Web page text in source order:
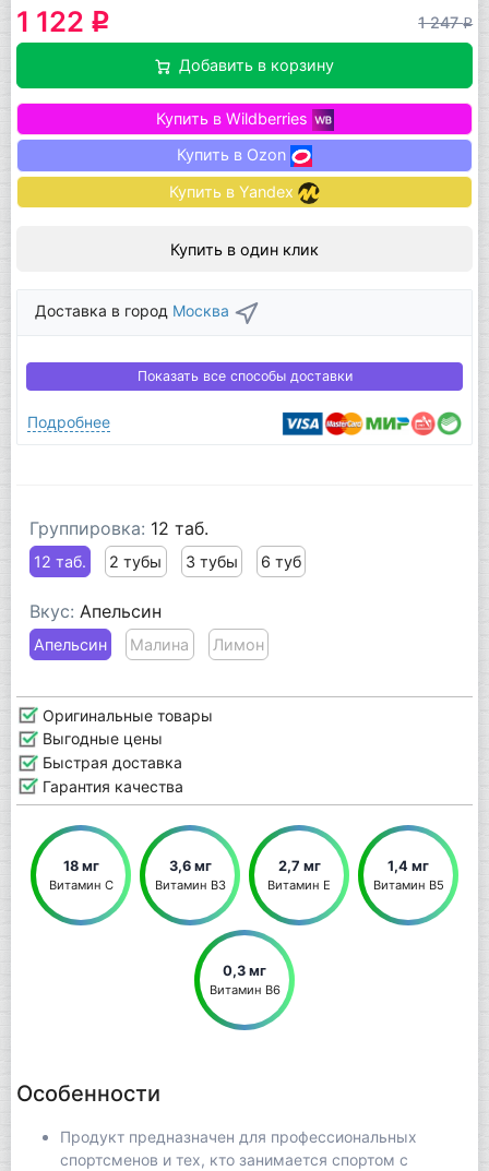
1 122 q 1 247q
Добавить в корзину
Купить в Wildberries
Купить в Ozon
Купить в Yandex
Купить в один клик
Доставка в город Москва
Показать все способы доставки
Подробнее
Группировка: 12 таб.
12 таб. 2 тубы 3 тубы 6 туб
Вкус: Апельсин
Апельсин Малина Лимон
Оригинальные товары
Выгодные цены
Быстрая доставка
Гарантия качества
18 мг
Витамин С
3,6 мг
Витамин В3
2,7 мг
Витамин Е
1,4 мг
Витамин В5
0,3 мг
Витамин В6
Особенности
Продукт предназначен для профессиональных
спортсменов и тех, кто занимается спортом с